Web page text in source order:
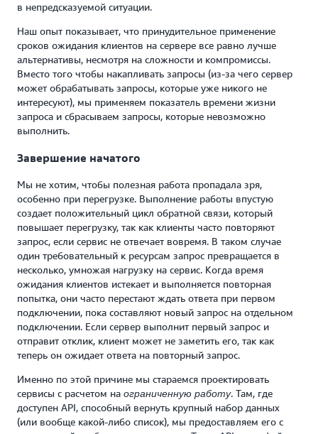
в непредсказуемой ситуации.
Наш опыт показывает, что принудительное применение
сроков ожидания клиентов на сервере все равно лучше
альтернативы, несмотря на сложности и компромиссы.
Вместо того чтобы накапливать запросы (из-за чего сервер
может обрабатывать запросы, которые уже никого не
интересуют), мы применяем показатель времени жизни
запроса и сбрасываем запросы, которые невозможно
выполнить.
Завершение начатого
Мы не хотим, чтобы полезная работа пропадала зря,
особенно при перегрузке. Выполнение работы впустую
создает положительный цикл обратной связи, который
повышает перегрузку, так как клиенты часто повторяют
запрос, если сервис не отвечает вовремя. В таком случае
один требовательный к ресурсам запрос превращается в
несколько, умножая нагрузку на сервис. Когда время
ожидания клиентов истекает и выполняется повторная
попытка, они часто перестают ждать ответа при первом
подключении, пока составляют новый запрос на отдельном
подключении. Если сервер выполнит первый запрос и
отправит отклик, клиент может не заметить его, так как
теперь он ожидает ответа на повторный запрос.
Именно по этой причине мы стараемся проектировать
сервисы с расчетом на ограниченную работу. Там, где
доступен API, способный вернуть крупный набор данных
(или вообще какой-либо список), мы предоставляем его с